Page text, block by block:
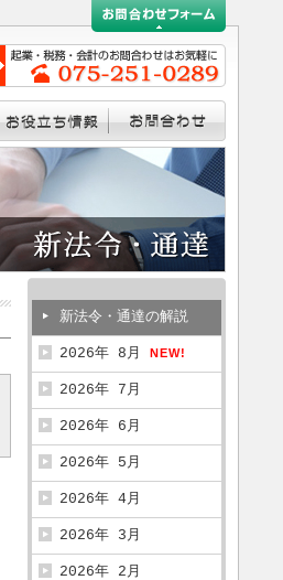
新法令・通達の解説
2026年 8月 NEW!
2026年 7月
2026年 6月
2026年 5月
2026年 4月
2026年 3月
2026年 2月